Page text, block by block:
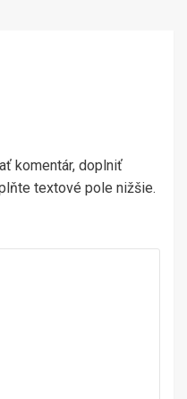
komentár, doplniť
textové pole nižšie.